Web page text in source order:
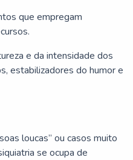
que empregam
e da intensidade dos
estabilizadores do humor e
loucas” ou casos muito
se ocupa de